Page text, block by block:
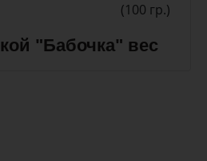
(100 гр.)
"Бабочка" вес